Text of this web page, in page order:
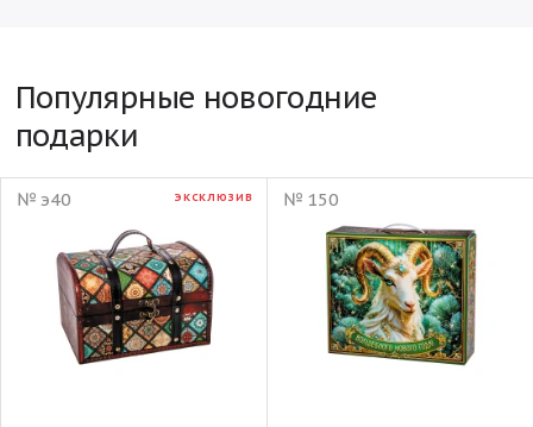
Популярные новогодние
подарки
№ э40 ЭКСКЛЮЗИВ № 150